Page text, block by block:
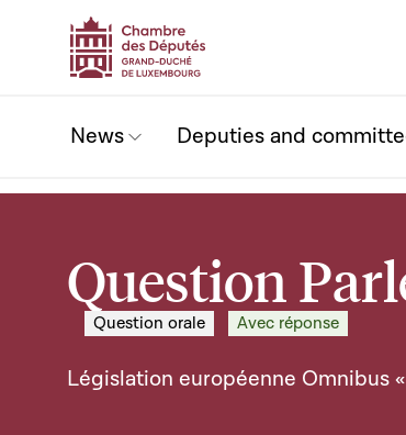
News Deputies and
Question
Question orale Avec réponse
Législation européenne Omnibus